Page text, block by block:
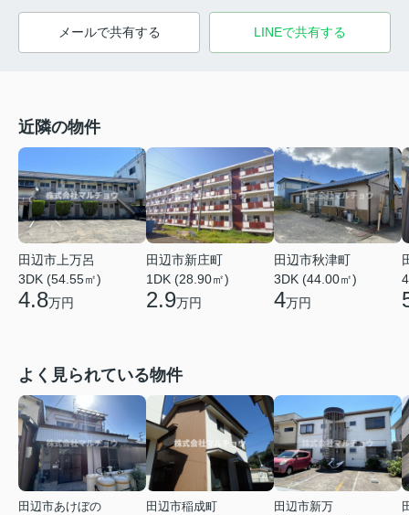
メールで共有する LINEで共有する
近隣の物件
田辺市上万呂
3DK (54.55㎡)
4.8万円
田辺市新庄町
1DK (28.90㎡)
2.9万円
田辺市秋津町
3DK (44.00㎡)
4万円
よく見られている物件
田辺市あけぼの
田辺市稲成町
田辺市新万